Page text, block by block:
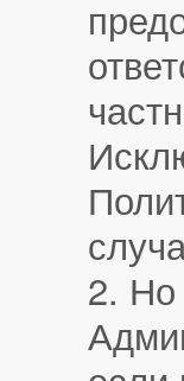
2. Но